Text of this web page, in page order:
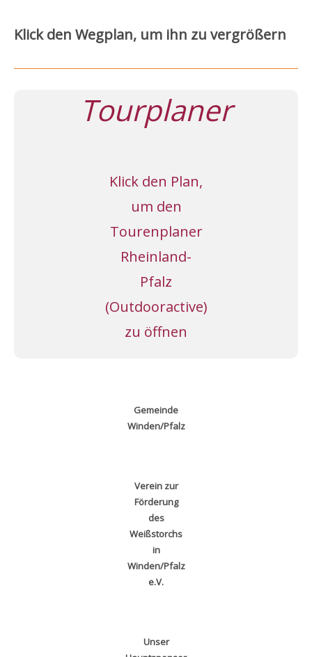
Klick den Wegplan, um ihn zu vergrößern
Tourplaner
Klick den Plan,
um den
Tourenplaner
Rheinland-
Pfalz
(Outdooractive)
zu öffnen
Gemeinde
Winden/Pfalz
Verein zur
Förderung
des
Weißstorchs
in
Winden/Pfalz
e.V.
Unser